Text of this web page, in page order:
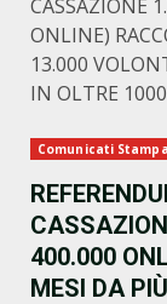
CASSAZIONE
ONLINE)
13.000
IN OLTRE
Comunicati Stampa
400.000
MESI DA